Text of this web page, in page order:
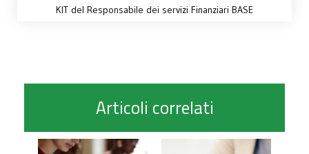
KIT del Responsabile dei servizi Finanziari BASE
Articoli correlati